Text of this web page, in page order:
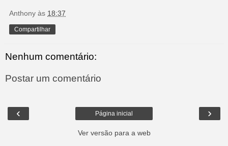
Anthony às 18:37
Compartilhar
Nenhum comentário:
Postar um comentário
‹ ›
Página inicial
Ver versão para a web